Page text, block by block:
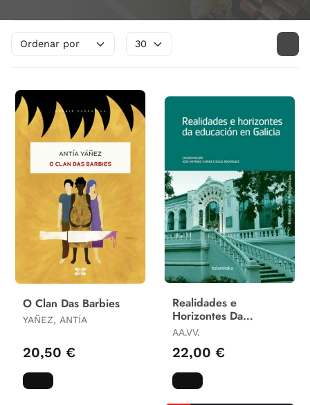
O Clan Das Barbies
YAÑEZ, ANTÍA
20,50 €
Realidades e
Horizontes Da
Educacion en Galicia
AA.VV.
22,00 €